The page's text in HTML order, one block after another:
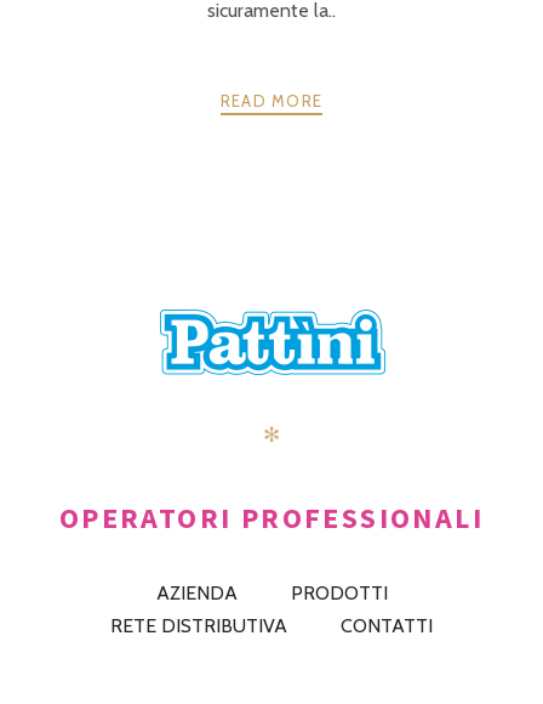
sicuramente la..
READ MORE
✻
OPERATORI PROFESSIONALI
AZIENDA
PRODOTTI
RETE DISTRIBUTIVA
CONTATTI